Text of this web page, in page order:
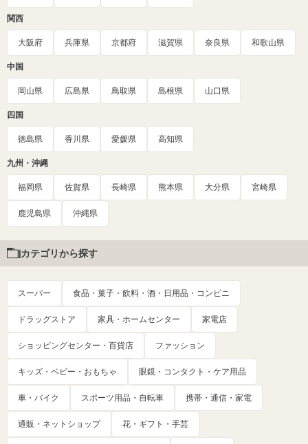
関西
大阪府 兵庫県 京都府 滋賀県 奈良県 和歌山県
中国
岡山県 広島県 鳥取県 島根県 山口県
四国
徳島県 香川県 愛媛県 高知県
九州・沖縄
福岡県 佐賀県 長崎県 熊本県 大分県 宮崎県
鹿児島県 沖縄県
カテゴリから探す
スーパー 食品・菓子・飲料・酒・日用品・コンビニ
ドラッグストア 家具・ホームセンター 家電店
ショッピングセンター・百貨店 ファッション
キッズ・ベビー・おもちゃ 眼鏡・コンタクト・ケア用品
車・バイク スポーツ用品・自転車 携帯・通信・家電
通販・ネットショップ 花・ギフト・手芸